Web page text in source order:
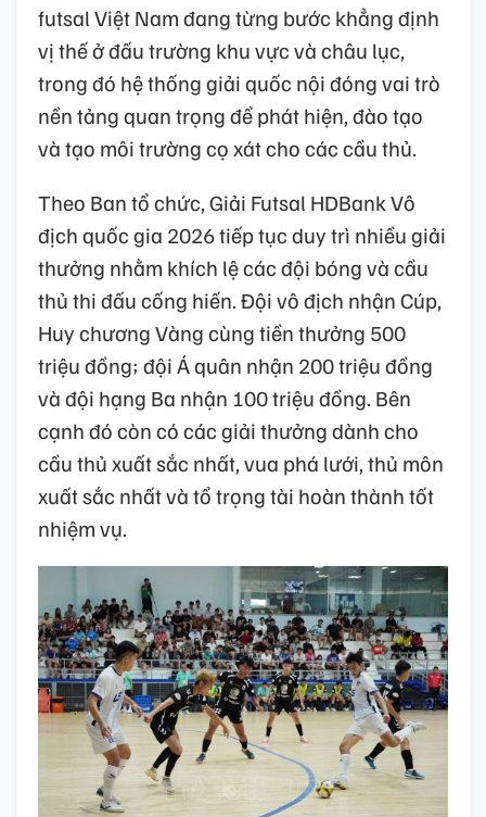
futsal Việt Nam đang từng bước khẳng định
vị thế ở đấu trường khu vực và châu lục,
trong đó hệ thống giải quốc nội đóng vai trò
nền tảng quan trọng để phát hiện, đào tạo
và tạo môi trường cọ xát cho các cầu thủ.
Theo Ban tổ chức, Giải Futsal HDBank Vô
địch quốc gia 2026 tiếp tục duy trì nhiều giải
thưởng nhằm khích lệ các đội bóng và cầu
thủ thi đấu cống hiến. Đội vô địch nhận Cúp,
Huy chương Vàng cùng tiền thưởng 500
triệu đồng; đội Á quân nhận 200 triệu đồng
và đội hạng Ba nhận 100 triệu đồng. Bên
cạnh đó còn có các giải thưởng dành cho
cầu thủ xuất sắc nhất, vua phá lưới, thủ môn
xuất sắc nhất và tổ trọng tài hoàn thành tốt
nhiệm vụ.